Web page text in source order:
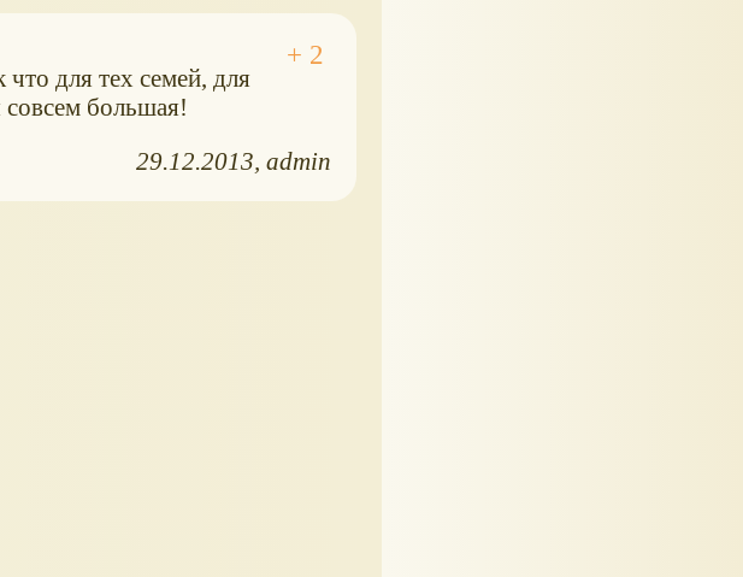
для тех семей, для
совсем большая!
29.12.2013 admin